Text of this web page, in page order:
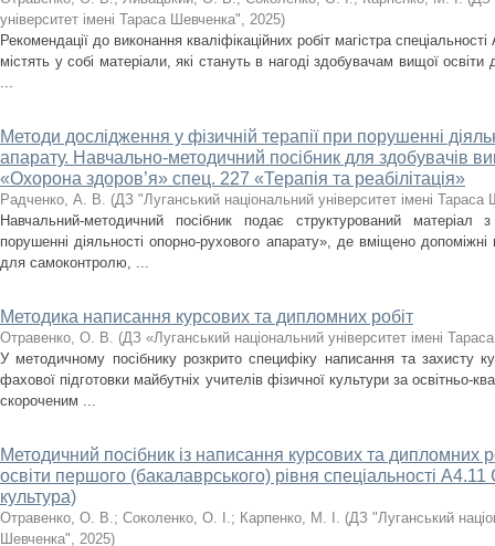
університет імені Тараса Шевченка", 2025)
Рекомендації до виконання кваліфікаційних робіт магістра
містять у собі матеріали, які стануть в нагоді здобувачам вищої освіти
...
Методи дослідження у фізичній терапії при порушенні
апарату. Навчально-методичний посібник для здобувачів
«Охорона здоров’я» спец. 227 «Терапія та реабілітація»
Радченко, А. В. (ДЗ "Луганський національний університет імені Тараса
Навчальний-методичний посібник подає структурований матеріал
порушенні діяльності опорно-рухового апарату», де вміщено допоміжні
для самоконтролю, ...
Методика написання курсових та дипломних робіт
Отравенко, О. В. (ДЗ «Луганський національний університет імені
У методичному посібнику розкрито специфіку написання та захисту
фахової підготовки майбутніх учителів фізичної культури за освітньо-
скороченим ...
Методичний посібник із написання курсових та дипломних
освіти першого (бакалаврського) рівня спеціальності
культура)
Отравенко, О. В.; Соколенко, О. І.; Карпенко, М. І. (ДЗ "Луганський
Шевченка", 2025)